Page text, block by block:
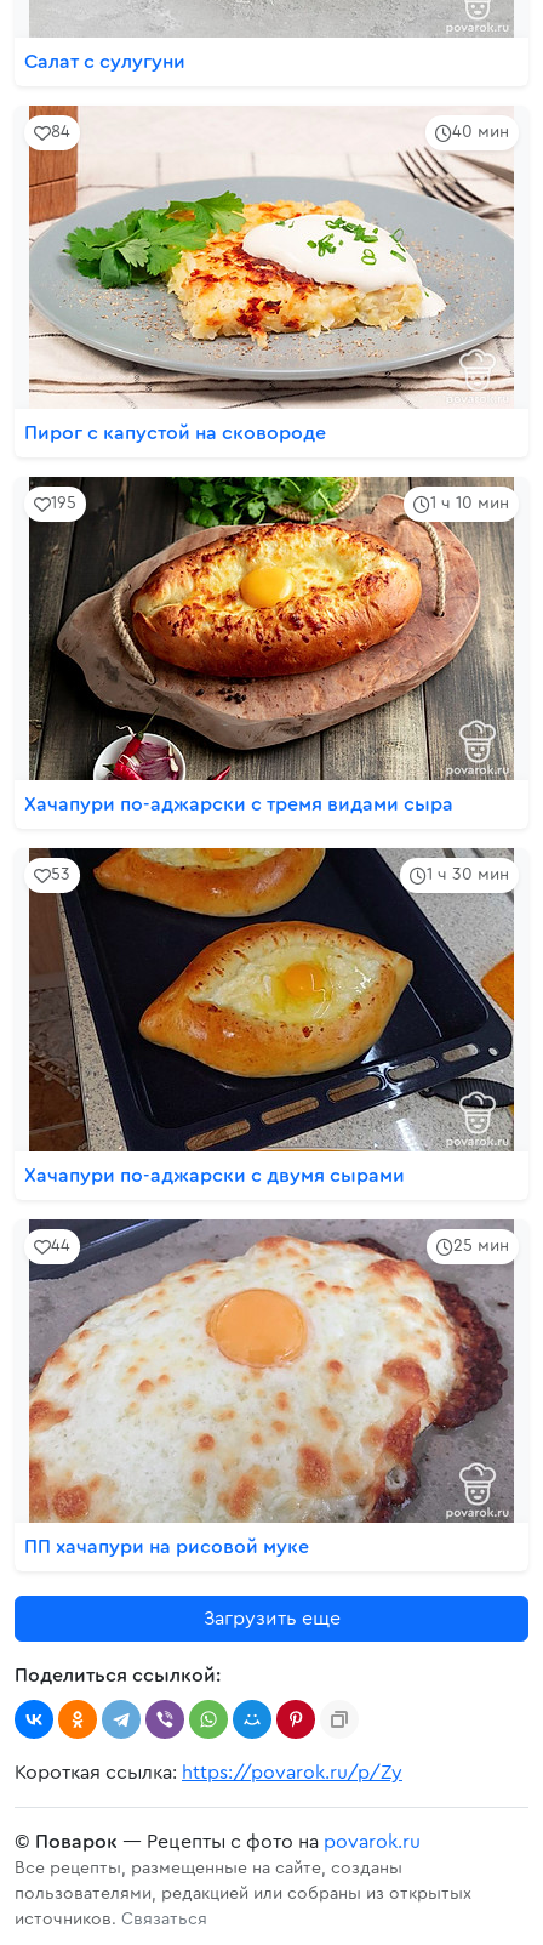
Салат с сулугуни
40 мин
84
Пирог с капустой на сковороде
1 ч 10 мин
195
Хачапури по-аджарски с тремя видами сыра
1 ч 30 мин
53
Хачапури по-аджарски с двумя сырами
25 мин
44
ПП хачапури на рисовой муке
Загрузить еще
Поделиться ссылкой:
Короткая ссылка: https://povarok.ru/p/Zy
© Поварок — Рецепты с фото на povarok.ru
Все рецепты, размещенные на сайте, созданы
пользователями, редакцией или собраны из открытых
источников. Связаться